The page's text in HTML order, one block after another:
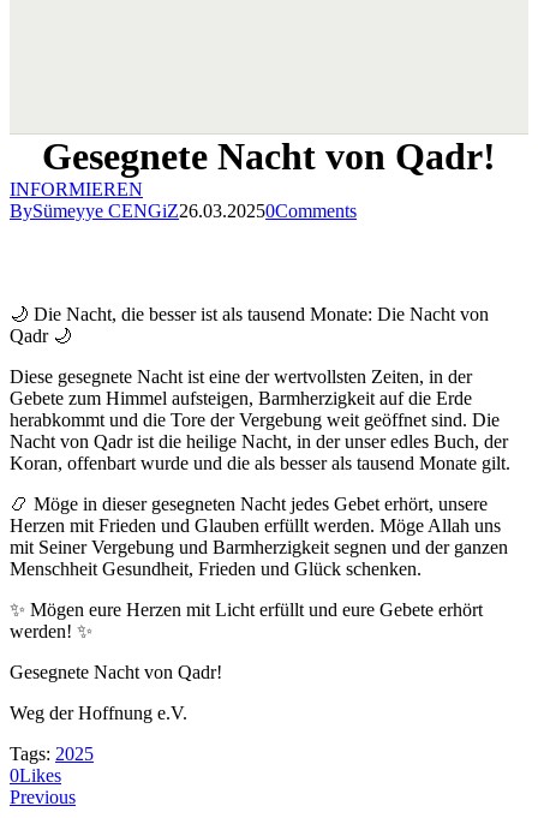
Gesegnete Nacht von Qadr!
INFORMIEREN
BySümeyye CENGiZ26.03.20250Comments
🌙 Die Nacht, die besser ist als tausend Monate: Die Nacht von
Qadr 🌙
Diese gesegnete Nacht ist eine der wertvollsten Zeiten, in der
Gebete zum Himmel aufsteigen, Barmherzigkeit auf die Erde
herabkommt und die Tore der Vergebung weit geöffnet sind. Die
Nacht von Qadr ist die heilige Nacht, in der unser edles Buch, der
Koran, offenbart wurde und die als besser als tausend Monate gilt.
📿 Möge in dieser gesegneten Nacht jedes Gebet erhört, unsere
Herzen mit Frieden und Glauben erfüllt werden. Möge Allah uns
mit Seiner Vergebung und Barmherzigkeit segnen und der ganzen
Menschheit Gesundheit, Frieden und Glück schenken.
✨ Mögen eure Herzen mit Licht erfüllt und eure Gebete erhört
werden! ✨
Gesegnete Nacht von Qadr!
Weg der Hoffnung e.V.
Tags: 2025
0LikesTwitter
Facebook
Email
Copy
URL
Beitragsnavigation
Previous